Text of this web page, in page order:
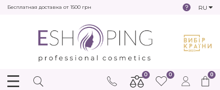
Бесплатная доставка от 1500 грн RU
0
0 0